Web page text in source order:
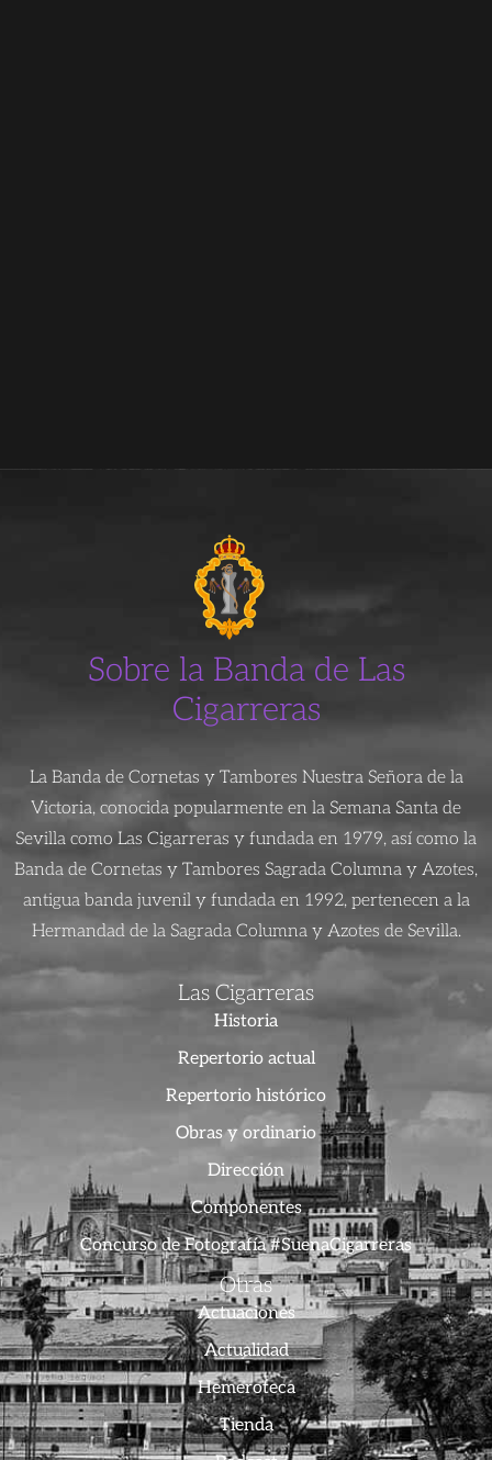
Sobre la Banda de Las
Cigarreras
La Banda de Cornetas y Tambores Nuestra Señora de la
Victoria, conocida popularmente en la Semana Santa de
Sevilla como Las Cigarreras y fundada en 1979, así como la
Banda de Cornetas y Tambores Sagrada Columna y Azotes,
antigua banda juvenil y fundada en 1992, pertenecen a la
Hermandad de la Sagrada Columna y Azotes de Sevilla.
Las Cigarreras
Historia
Repertorio actual
Repertorio histórico
Obras y ordinario
Dirección
Componentes
Concurso de Fotografía #SuenaCigarreras
Otras
Actuaciones
Actualidad
Hemeroteca
Tienda